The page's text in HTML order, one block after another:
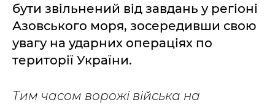
бути звільнений від завдань у регіоні
Азовського моря, зосередивши свою
увагу на ударних операціях по
території України.
Тим часом ворожі війська на